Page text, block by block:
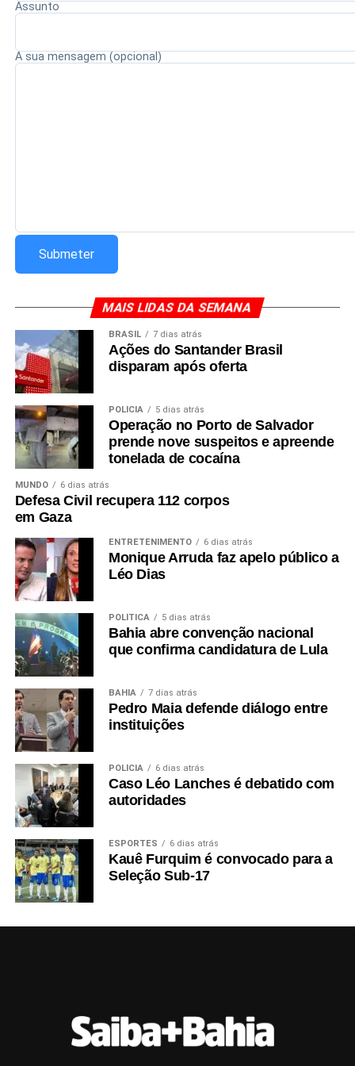
Assunto
A sua mensagem (opcional)
MAIS LIDAS DA SEMANA
BRASIL 7 dias atrás
Ações do Santander Brasil
disparam após oferta
POLÍCIA 5 dias atrás
Operação no Porto de Salvador
prende nove suspeitos e apreende
tonelada de cocaína
MUNDO 6 dias atrás
Defesa Civil recupera 112 corpos
em Gaza
ENTRETENIMENTO 6 dias atrás
Monique Arruda faz apelo público a
Léo Dias
POLÍTICA 5 dias atrás
Bahia abre convenção nacional
que confirma candidatura de Lula
BAHIA 7 dias atrás
Pedro Maia defende diálogo entre
instituições
POLÍCIA 6 dias atrás
Caso Léo Lanches é debatido com
autoridades
ESPORTES 6 dias atrás
Kauê Furquim é convocado para a
Seleção Sub-17